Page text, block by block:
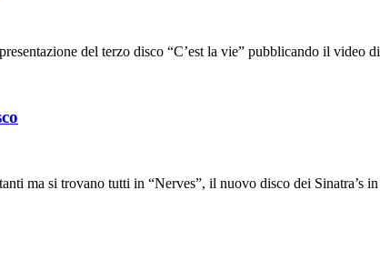
del terzo disco “C’est la vie” pubblicando il video di
ma si trovano tutti in “Nerves”, il nuovo disco dei Sinatra’s in